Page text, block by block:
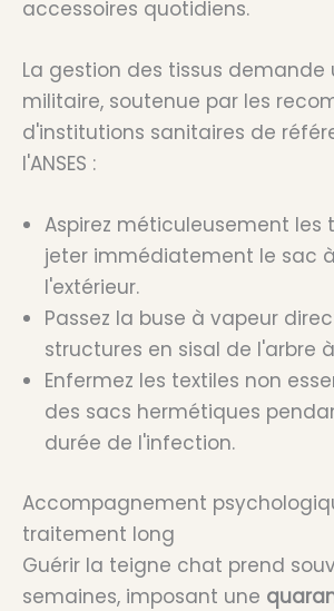
accessoires quotidiens.
La gestion des tissus demande
militaire, soutenue par les
d'institutions sanitaires de
l'ANSES :
Aspirez méticuleusement les
jeter immédiatement le sac
l'extérieur.
Passez la buse à vapeur
structures en sisal de l'arbre
Enfermez les textiles non
des sacs hermétiques
durée de l'infection.
Accompagnement
traitement long
Guérir la teigne chat prend
semaines, imposant une